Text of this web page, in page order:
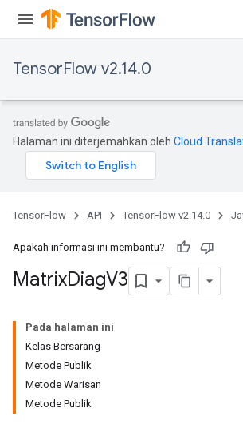
TensorFlow v2.14.0
Halaman ini diterjemahkan oleh Cloud
TensorFlow API TensorFlow v2.14.0
Apakah informasi ini membantu?
MatrixDiagV3
Pada halaman ini
Kelas Bersarang
Metode Publik
Metode Warisan
Metode Publik